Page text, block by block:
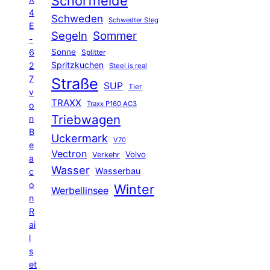
4
E
-
6
2
7
v
o
n
B
e
a
c
o
n
R
ai
l
s
et
Schweden Schwedter Steg
Segeln Sommer
Sonne Splitter
Spritzkuchen Steel is real
Straße SUP Tier
TRAXX Traxx P160 AC3
Triebwagen
Uckermark V70
Vectron Verkehr Volvo
Wasser Wasserbau
Werbellinsee Winter